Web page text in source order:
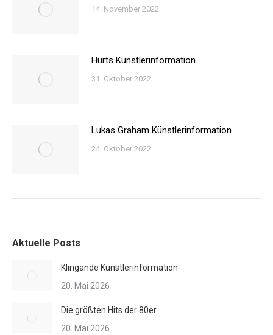
14. November 2022
Hurts Künstlerinformation
31. Oktober 2022
Lukas Graham Künstlerinformation
24. Oktober 2022
Aktuelle Posts
Klingande Künstlerinformation
20. Mai 2026
Die größten Hits der 80er
20. Mai 2026